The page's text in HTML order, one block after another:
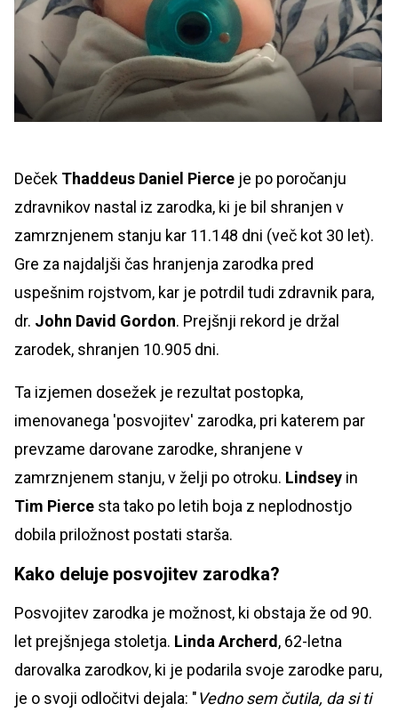
Deček Thaddeus Daniel Pierce je po poročanju
zdravnikov nastal iz zarodka, ki je bil shranjen v
zamrznjenem stanju kar 11.148 dni (več kot 30 let).
Gre za najdaljši čas hranjenja zarodka pred
uspešnim rojstvom, kar je potrdil tudi zdravnik para,
dr. John David Gordon. Prejšnji rekord je držal
zarodek, shranjen 10.905 dni.
Ta izjemen dosežek je rezultat postopka,
imenovanega 'posvojitev' zarodka, pri katerem par
prevzame darovane zarodke, shranjene v
zamrznjenem stanju, v želji po otroku. Lindsey in
Tim Pierce sta tako po letih boja z neplodnostjo
dobila priložnost postati starša.
Kako deluje posvojitev zarodka?
Posvojitev zarodka je možnost, ki obstaja že od 90.
let prejšnjega stoletja. Linda Archerd , 62-letna
darovalka zarodkov, ki je podarila svoje zarodke paru,
je o svoji odločitvi dejala: "Vedno sem čutila, da si ti